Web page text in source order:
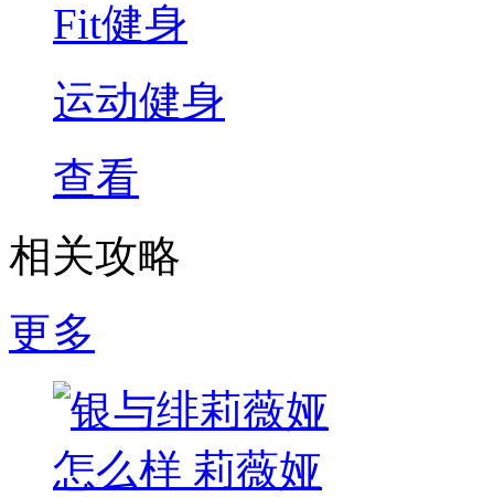
Fit健身
运动健身
查看
相关攻略
更多